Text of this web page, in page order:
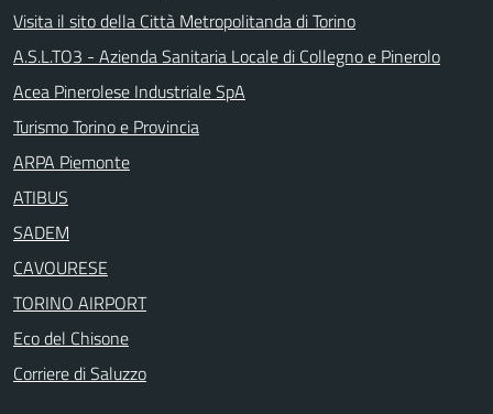
Visita il sito della Città Metropolitanda di Torino
A.S.L.TO3 - Azienda Sanitaria Locale di Collegno e Pinerolo
Acea Pinerolese Industriale SpA
Turismo Torino e Provincia
ARPA Piemonte
ATIBUS
SADEM
CAVOURESE
TORINO AIRPORT
Eco del Chisone
Corriere di Saluzzo